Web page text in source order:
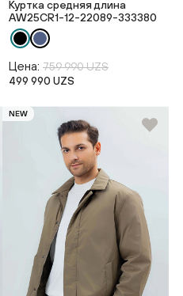
Куртка средняя длина
AW25CR1-12-22089-333380
Цена: 759 990 UZS
499 990 UZS
NEW